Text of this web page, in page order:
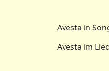
Avesta in
Avesta im